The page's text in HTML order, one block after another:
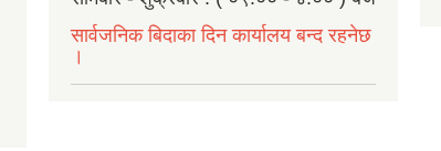
सार्वजनिक बिदाका दिन कार्यालय बन्द रहनेछ
।